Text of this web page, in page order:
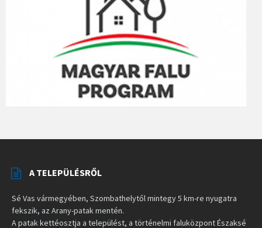
A TELEPÜLÉSRŐL
Sé Vas vármegyében, Szombathelytől mintegy 5 km-re nyugatra
fekszik, az Arany-patak mentén.
A patak kettéosztja a települést, a történelmi faluközpont Északsé